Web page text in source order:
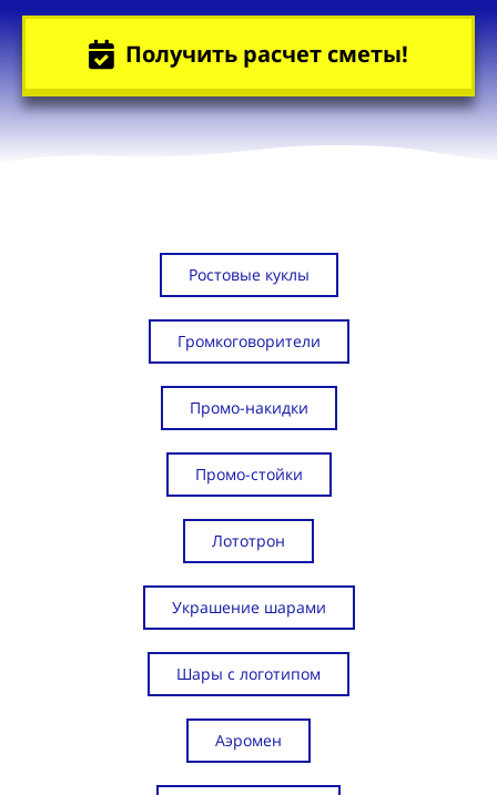
Получить расчет сметы!
Ростовые куклы
Громкоговорители
Промо-накидки
Промо-стойки
Лототрон
Украшение шарами
Шары с логотипом
Аэромен